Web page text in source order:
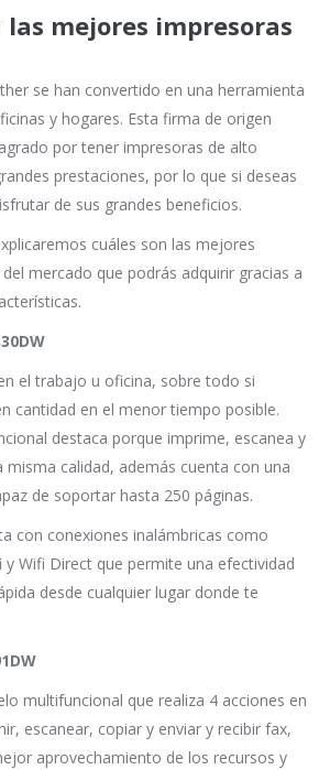
las mejores impresoras
se han convertido en una herramienta
y hogares. Esta firma de origen
por tener impresoras de alto
prestaciones, por lo que si deseas
de sus grandes beneficios.
cuáles son las mejores
mercado que podrás adquirir gracias a
el trabajo u oficina, sobre todo si
cantidad en el menor tiempo posible.
destaca porque imprime, escanea y
misma calidad, además cuenta con una
de soportar hasta 250 páginas.
con conexiones inalámbricas como
Wifi Direct que permite una efectividad
desde cualquier lugar donde te
multifuncional que realiza 4 acciones en
escanear, copiar y enviar y recibir fax,
aprovechamiento de los recursos y